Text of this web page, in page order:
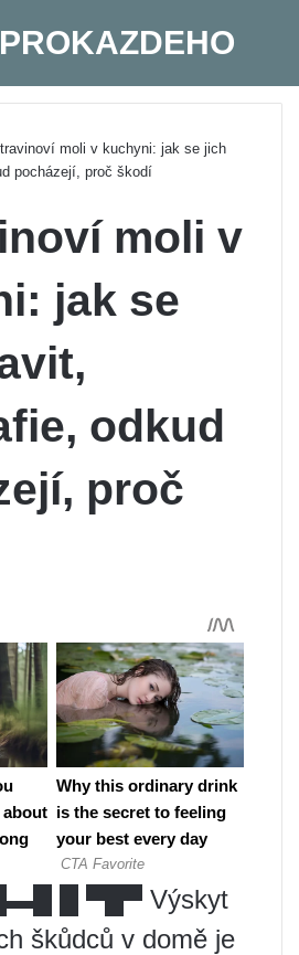
moli v kuchyni: jak se jich
pocházejí, proč škodí
moli v
jak se
odkud
proč
█▬█ █ ▀█▀ Výskyt
škůdců v domě je